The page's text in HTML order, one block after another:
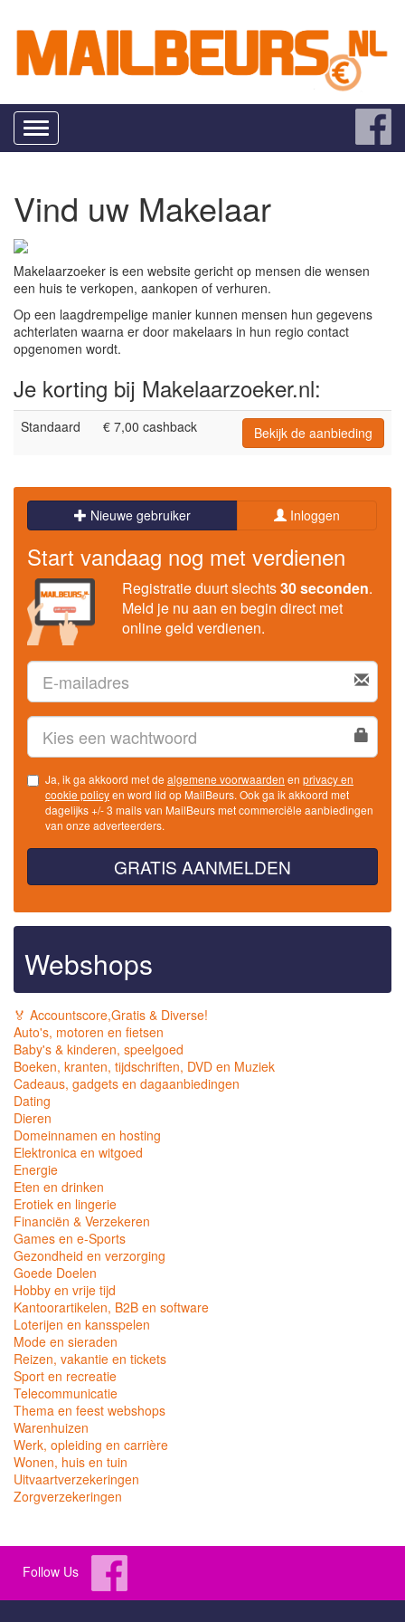
Toggle
navigation
Vind uw Makelaar
Makelaarzoeker is een website gericht op mensen die wensen
een huis te verkopen, aankopen of verhuren.
Op een laagdrempelige manier kunnen mensen hun gegevens
achterlaten waarna er door makelaars in hun regio contact
opgenomen wordt.
Je korting bij Makelaarzoeker.nl:
Standaard € 7,00 cashback Bekijk de aanbieding
Nieuwe gebruiker Inloggen
Start vandaag nog met verdienen
Registratie duurt slechts30 seconden.
Meld je nu aan en begin direct met
online geld verdienen.
Ja, ik ga akkoord met de algemene voorwaarden en privacy en
cookie policy
dagelijks +/- 3 mails van MailBeurs met commerciële aanbiedingen
van onze adverteerders.
GRATIS AANMELDEN
Webshops
🏅 Accountscore,Gratis & Diverse!
Auto's, motoren en fietsen
Baby's & kinderen, speelgoed
Boeken, kranten, tijdschriften, DVD en Muziek
Cadeaus, gadgets en dagaanbiedingen
Dating
Dieren
Domeinnamen en hosting
Elektronica en witgoed
Energie
Eten en drinken
Erotiek en lingerie
Financiën & Verzekeren
Games en e-Sports
Gezondheid en verzorging
Goede Doelen
Hobby en vrije tijd
Kantoorartikelen, B2B en software
Loterijen en kansspelen
Mode en sieraden
Reizen, vakantie en tickets
Sport en recreatie
Telecommunicatie
Thema en feest webshops
Warenhuizen
Werk, opleiding en carrière
Wonen, huis en tuin
Uitvaartverzekeringen
Zorgverzekeringen
Follow Us